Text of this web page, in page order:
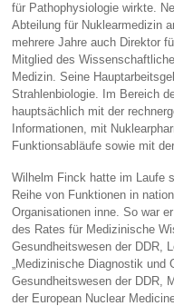
für Pathophysiologie wirkte.
Abteilung für Nuklearmedizin
mehrere Jahre auch Direktor
Mitglied des
Medizin. Seine
Strahlenbiologie. Im Bereich
hauptsächlich mit der
Informationen, mit
Funktionsabläufe sowie mit
Wilhelm Finck hatte im Laufe
Reihe von Funktionen in
Organisationen inne. So war
des Rates für Medizinische
Gesundheitswesen der DDR,
„Medizinische Diagnostik
Gesundheitswesen der DDR,
der European Nuclear